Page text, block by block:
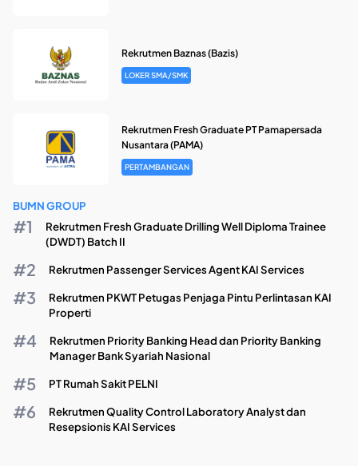
Rekrutmen Baznas (Bazis)
LOKER SMA/SMK
Rekrutmen Fresh Graduate PT Pamapersada
Nusantara (PAMA)
PERTAMBANGAN
BUMN GROUP
Rekrutmen Fresh Graduate Drilling Well Diploma Trainee
(DWDT) Batch II
Rekrutmen Passenger Services Agent KAI Services
Rekrutmen PKWT Petugas Penjaga Pintu Perlintasan KAI
Properti
Rekrutmen Priority Banking Head dan Priority Banking
Manager Bank Syariah Nasional
PT Rumah Sakit PELNI
Rekrutmen Quality Control Laboratory Analyst dan
Resepsionis KAI Services